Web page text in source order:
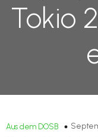
Tokio
Aus dem DOSB